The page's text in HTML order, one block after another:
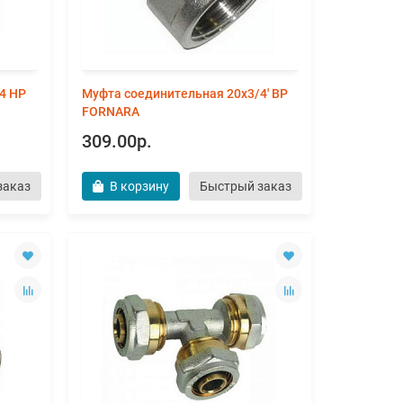
НР
Муфта соединительная 20х3/4' ВР
FORNARA
309.00р.
В корзину Быстрый заказ